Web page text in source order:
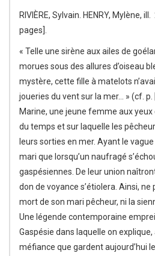
RIVIÈRE, Sylvain. HENRY, Mylène,
pages].
« Telle une sirène aux ailes de
morues sous des allures d’oiseau
mystère, cette fille à matelots
joueries du vent sur la mer… » (cf.
Marine, une jeune femme aux
du temps et sur laquelle les
leurs sorties en mer. Ayant le
mari que lorsqu’un naufragé
gaspésiennes. De leur union
don de voyance s’étiolera. Ainsi,
mort de son mari pêcheur, ni la
Une légende contemporaine
Gaspésie dans laquelle on
méfiance que gardent aujourd’hui